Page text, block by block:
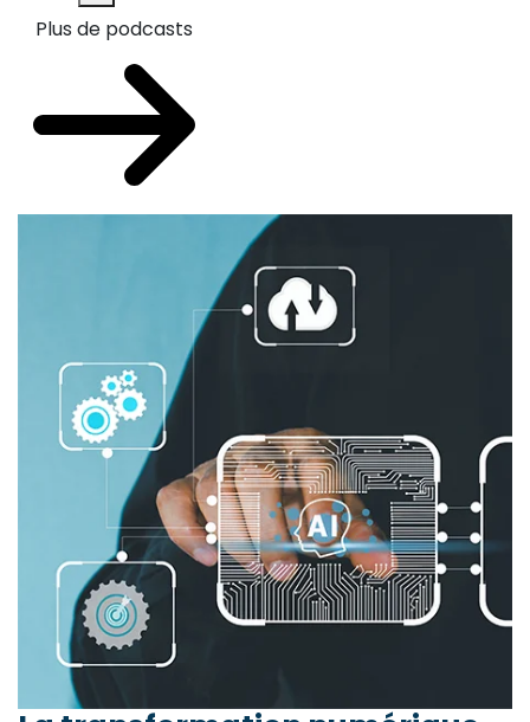
Plus de podcasts